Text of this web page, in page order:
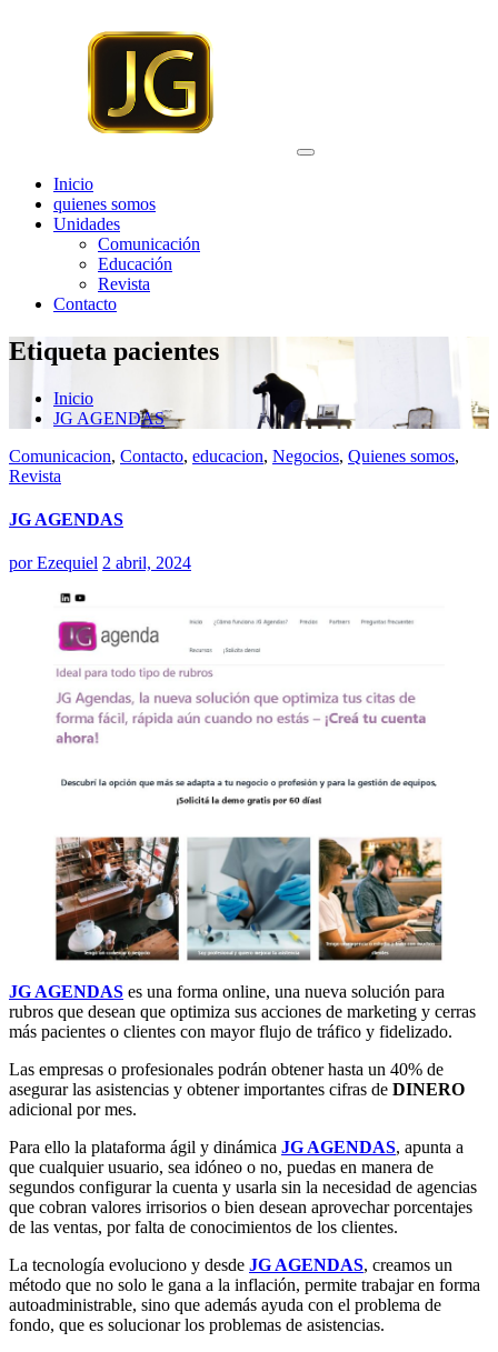
Inicio
quienes somos
Unidades
Comunicación
Educación
Revista
Contacto
Etiqueta pacientes
Inicio
JG AGENDAS
Comunicacion, Contacto, educacion, Negocios, Quienes somos,
Revista
JG AGENDAS
porEzequiel 2 abril, 2024
JG AGENDAS es una forma online, una nueva solución para
rubros que desean que optimiza sus acciones de marketing y cerras
más pacientes o clientes con mayor flujo de tráfico y fidelizado.
Las empresas o profesionales podrán obtener hasta un 40% de
asegurar las asistencias y obtener importantes cifras de DINERO
adicional por mes.
Para ello la plataforma ágil y dinámica JG AGENDAS, apunta a
que cualquier usuario, sea idóneo o no, puedas en manera de
segundos configurar la cuenta y usarla sin la necesidad de agencias
que cobran valores irrisorios o bien desean aprovechar porcentajes
de las ventas, por falta de conocimientos de los clientes.
La tecnología evoluciono y desde JG AGENDAS, creamos un
método que no solo le gana a la inflación, permite trabajar en forma
autoadministrable, sino que además ayuda con el problema de
fondo, que es solucionar los problemas de asistencias.